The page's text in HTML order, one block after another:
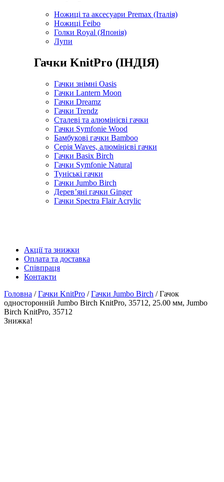
Ножиці та аксесуари Premax (Італія)
Ножиці Feibo
Голки Royal (Японія)
Лупи
Гачки KnitPro (ІНДІЯ)
Гачки знімні Oasis
Гачки Lantern Moon
Гачки Dreamz
Гачки Trendz
Сталеві та алюмінієві гачки
Гачки Symfonie Wood
Бамбукові гачки Bamboo
Серія Waves, алюмінієві гачки
Гачки Basix Birch
Гачки Symfonie Natural
Туніські гачки
Гачки Jumbo Birch
Дерев’яні гачки Ginger
Гачки Spectra Flair Acrylic
Акції та знижки
Оплата та доставка
Співпраця
Контакти
Головна /Гачки KnitPro /Гачки Jumbo Birch / Гачок
односторонній Jumbo Birch KnitPro, 35712, 25.00 мм, Jumbo
Birch KnitPro, 35712
Знижка!